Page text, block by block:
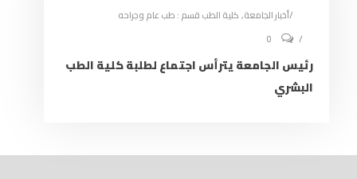
أخبار الجامعة, كلية الطب قسم : طب عام وجراحه
0
رئيس الجامعة يترأس اجتماع لطلبة كلية الطب
البشري